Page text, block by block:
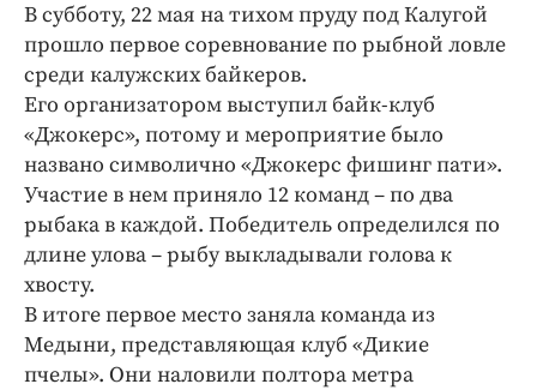
Культура
Недвижимость и ЖКХ
Образование
Общество
Погода
Праздники
Происшествия
Спорт
Экономика и бизнес
ПРОЕКТЫ
В субботу, 22 мая на тихом пруду под Калугой
прошло первое соревнование по рыбной ловле
среди калужских байкеров.
Его организатором выступил байк-клуб
«Джокерс», потому и мероприятие было
названо символично «Джокерс фишинг пати».
Участие в нем приняло 12 команд – по два
рыбака в каждой. Победитель определился по
длине улова – рыбу выкладывали голова к
хвосту.
В итоге первое место заняла команда из
Медыни, представляющая клуб «Дикие
пчелы». Они наловили полтора метра